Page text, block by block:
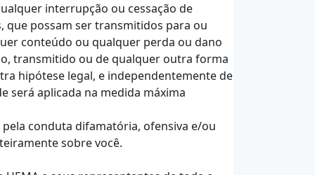
interrupção ou cessação de
que possam ser transmitidos para ou
conteúdo ou qualquer perda ou dano
transmitido ou de qualquer outra forma
hipótese legal, e independentemente de
será aplicada na medida máxima
conduta difamatória, ofensiva e/ou
sobre você.